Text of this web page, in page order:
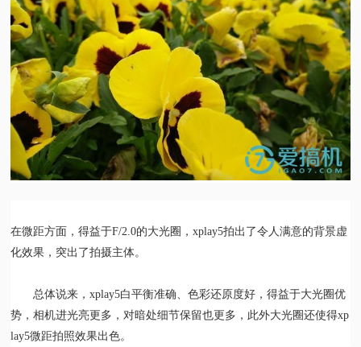
在微距方面，得益于F/2.0的大光圈，xplay5拍出了令人满意的背景虚
化效果，突出了拍摄主体。
总体说来，xplay5白平衡准确、色彩还原度好，得益于大光圈优
势，相机进光亮更多，对暗处细节保留也更多，此外大光圈还使得xp
lay5微距拍照效果出色。